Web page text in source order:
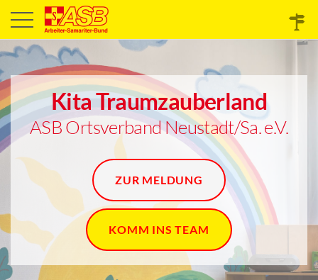
Kita Traumzauberland
ASB Ortsverband Neustadt/Sa. e.V.
ZUR MELDUNG
KOMM INS TEAM